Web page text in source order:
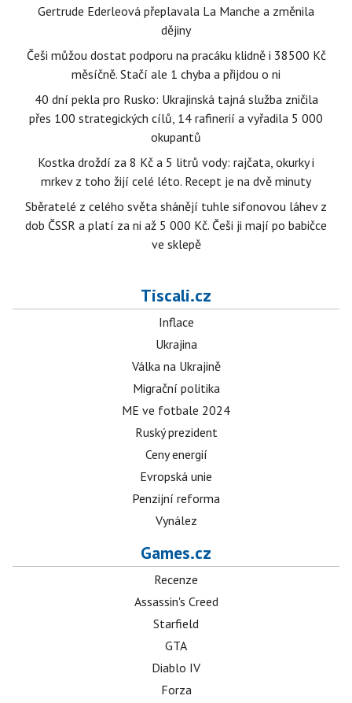
Gertrude Ederleová přeplavala La Manche a změnila
dějiny
Češi můžou dostat podporu na pracáku klidně i 38500 Kč
měsíčně. Stačí ale 1 chyba a přijdou o ni
40 dní pekla pro Rusko: Ukrajinská tajná služba zničila
přes 100 strategických cílů, 14 rafinerií a vyřadila 5 000
okupantů
Kostka droždí za 8 Kč a 5 litrů vody: rajčata, okurky i
mrkev z toho žijí celé léto. Recept je na dvě minuty
Sběratelé z celého světa shánějí tuhle sifonovou láhev z
dob ČSSR a platí za ni až 5 000 Kč. Češi ji mají po babičce
ve sklepě
Tiscali.cz
Inflace
Ukrajina
Válka na Ukrajině
Migrační politika
ME ve fotbale 2024
Ruský prezident
Ceny energií
Evropská unie
Penzijní reforma
Vynález
Games.cz
Recenze
Assassin's Creed
Starfield
GTA
Diablo IV
Forza